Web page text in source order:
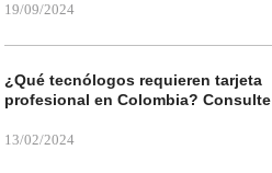
19/09/2024
¿Qué tecnólogos requieren tarjeta
profesional en Colombia? Consulte
13/02/2024